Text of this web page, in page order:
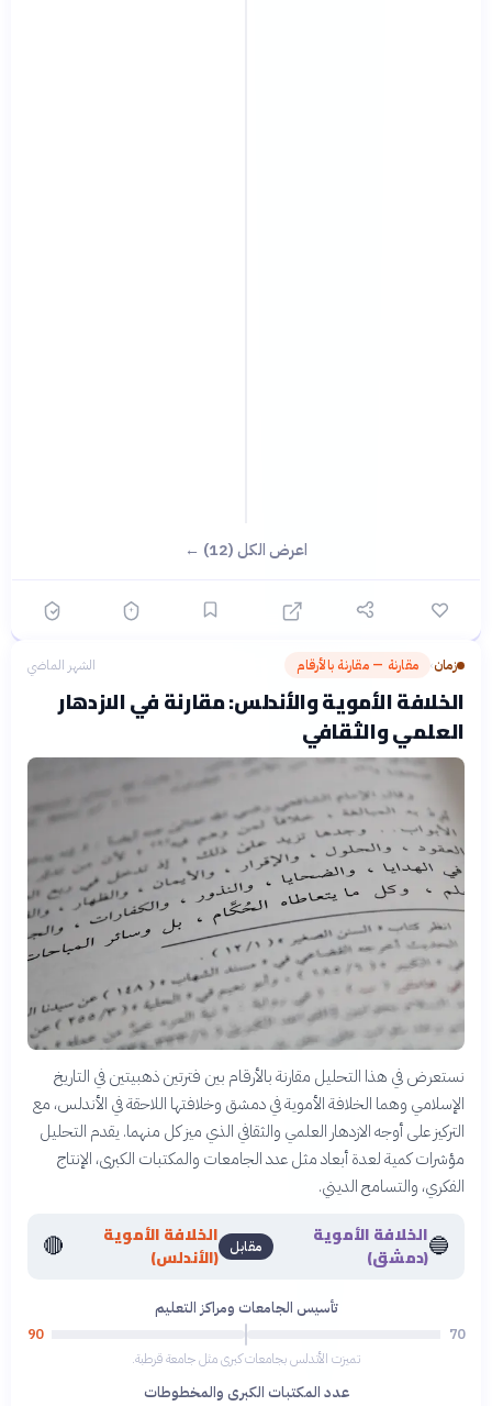
اعرض الكل (12) ←
زمان› مقارنة — مقارنة بالأرقام الشهر الماضي
الخلافة الأموية والأندلس: مقارنة في الازدهار
العلمي والثقافي
نستعرض في هذا التحليل مقارنة بالأرقام بين فترتين ذهبيتين في التاريخ
الإسلامي وهما الخلافة الأموية في دمشق وخلافتها اللاحقة في الأندلس، مع
التركيز على أوجه الازدهار العلمي والثقافي الذي ميز كل منهما. يقدم التحليل
مؤشرات كمية لعدة أبعاد مثل عدد الجامعات والمكتبات الكبرى، الإنتاج
الفكري، والتسامح الديني.
🔵الخلافة الأموية
(دمشق)
مقابل
الخلافة الأموية
(الأندلس)
🔴
تأسيس الجامعات ومراكز التعليم
70
90
تميزت الأندلس بجامعات كبرى مثل جامعة قرطبة.
عدد المكتبات الكبرى والمخطوطات